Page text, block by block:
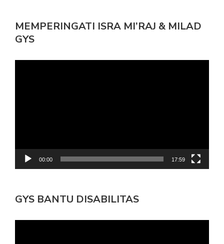
MEMPERINGATI ISRA MI’RAJ & MILAD
GYS
00:00 17:59
GYS BANTU DISABILITAS